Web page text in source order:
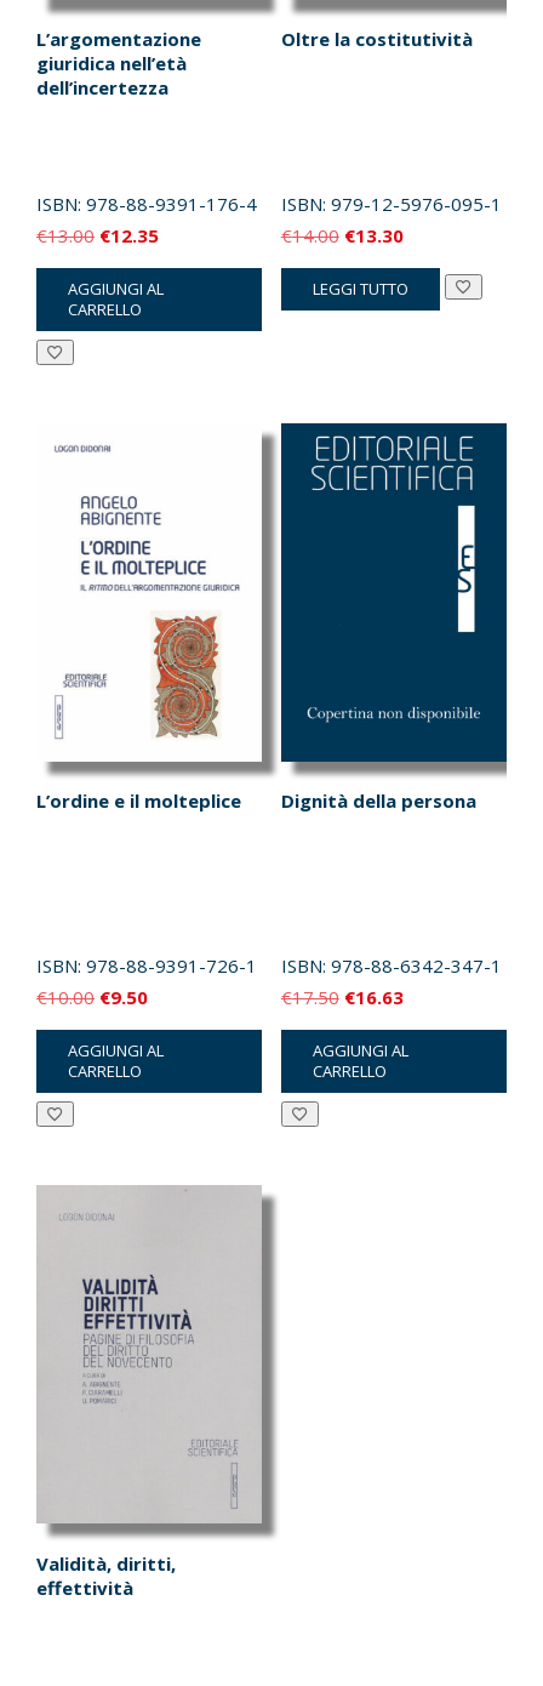
L’argomentazione
giuridica nell’età
dell’incertezza
ISBN: 978-88-9391-176-4
€13.00 Il
prezzo
originale
era:
€12.35Il
prezzo
attuale
è:
AGGIUNGI AL
CARRELLO
Oltre la costitutività
ISBN: 979-12-5976-095-1
€14.00 Il
prezzo
originale
€13.30Il
prezzo
attuale
LEGGI TUTTO
L’ordine e il molteplice
ISBN: 978-88-9391-726-1
€10.00 Il
prezzo
originale
era:
€9.50Il
prezzo
attuale
è:
AGGIUNGI AL
CARRELLO
Dignità della persona
ISBN: 978-88-6342-347-1
€17.50 Il
prezzo
originale
era:
€16.63Il
prezzo
attuale
è:
AGGIUNGI AL
CARRELLO
Validità, diritti,
effettività